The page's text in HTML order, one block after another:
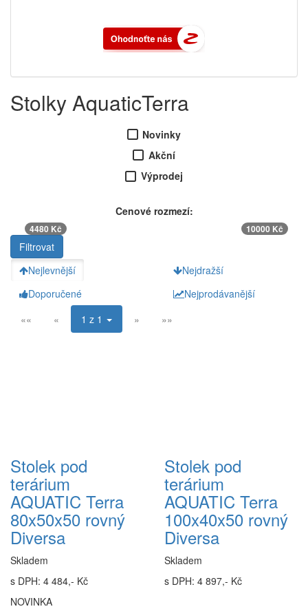
Stolky AquaticTerra
Novinky
Akční
Výprodej
Cenové rozmezí:
4480 Kč 10000 Kč
Nejlevnější
Nejdražší
Doporučené
Nejprodávanější
««
« 1 z 1 » »»
Stolek pod
terárium
AQUATIC Terra
80x50x50 rovný
Diversa
Skladem
s DPH: 4 484,- Kč
NOVINKA
Stolek pod
terárium
AQUATIC Terra
100x40x50 rovný
Diversa
Skladem
s DPH: 4 897,- Kč